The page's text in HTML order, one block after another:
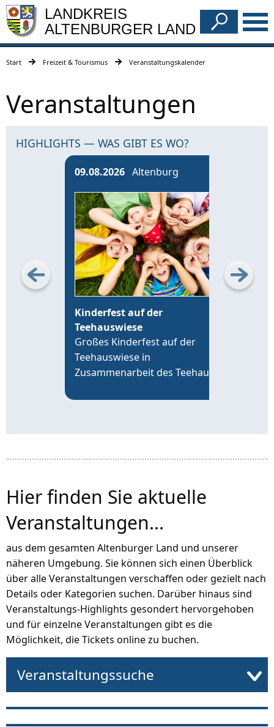
LANDKREIS
ALTENBURGER LAND
Start Freizeit & Tourismus Veranstaltungskalender
Veranstaltungen
HIGHLIGHTS — WAS GIBT ES WO?
09.08.2026 Altenburg
Kinderfest auf der
Teehauswiese
Großes Kinderfest auf der
Teehauswiese in
Zusammenarbeit des Teehaus
der VR-Bank Altenburger Land,
und über 20 Vereinen der Region.
Hier finden Sie aktuelle
Veranstaltungen...
aus dem gesamten Altenburger Land und unserer
näheren Umgebung. Sie können sich einen Überblick
über alle Veranstaltungen verschaffen oder gezielt nach
Details oder Kategorien suchen. Darüber hinaus sind
Veranstaltungs-Highlights gesondert hervorgehoben
und für einzelne Veranstaltungen gibt es die
Möglichkeit, die Tickets online zu buchen.
Veranstaltungssuche